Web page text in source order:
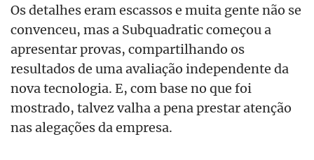
Os detalhes eram escassos e muita gente não se
convenceu, mas a Subquadratic começou a
apresentar provas, compartilhando os
resultados de uma avaliação independente da
nova tecnologia. E, com base no que foi
mostrado, talvez valha a pena prestar atenção
nas alegações da empresa.